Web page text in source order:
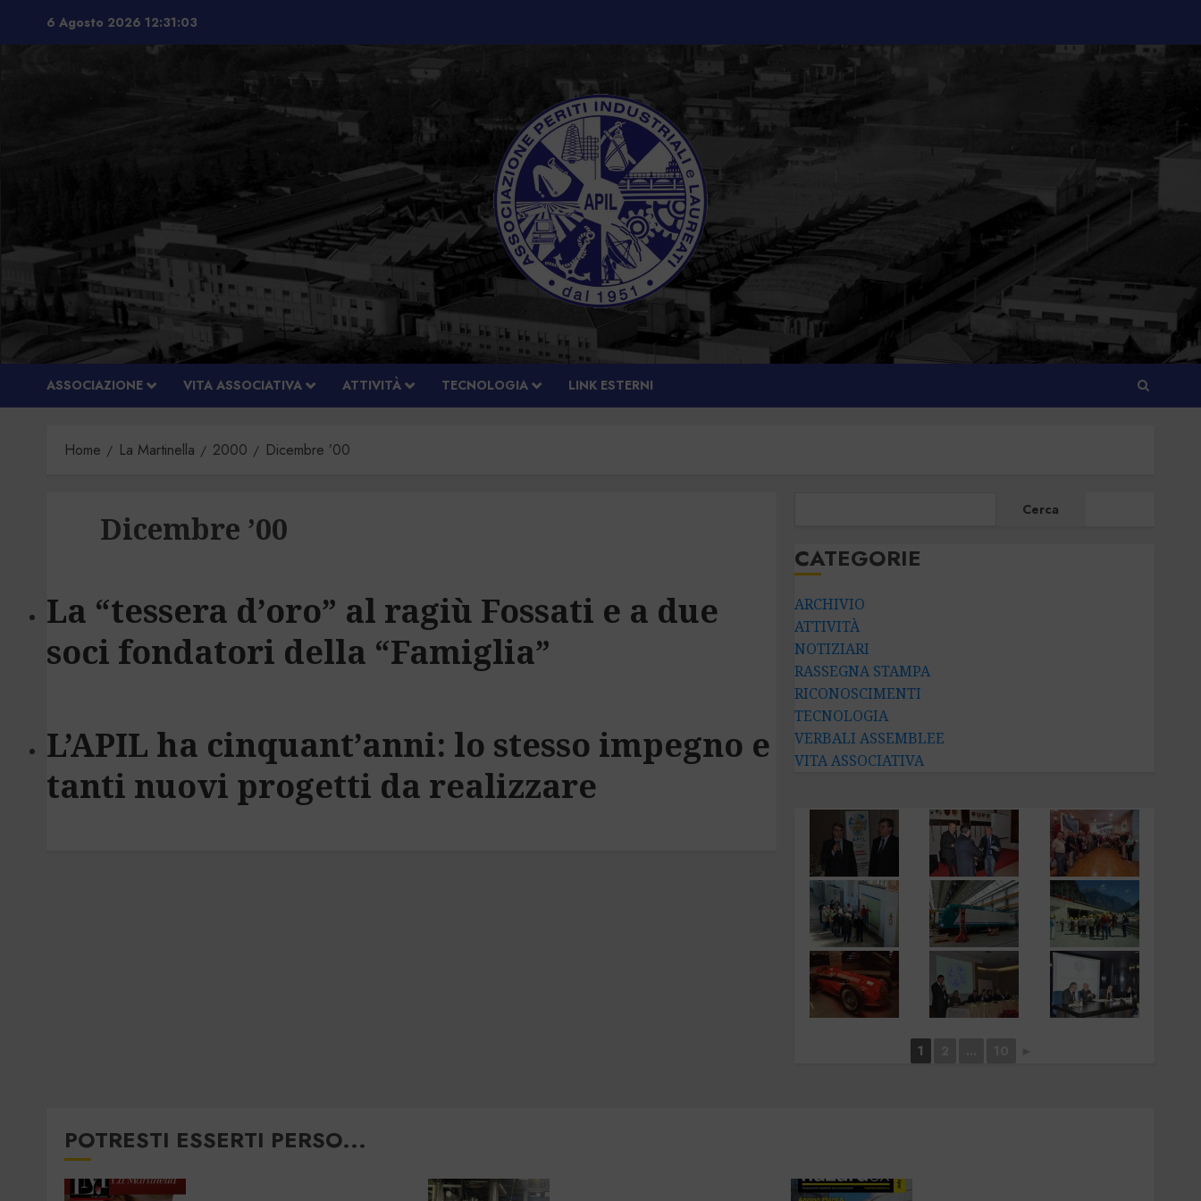
6 Agosto 2026 12:31:04
ASSOCIAZIONE VITA ASSOCIATIVA ATTIVITÀ TECNOLOGIA LINK ESTERNI
Home La Martinella 2000 Dicembre ’00
Dicembre ’00
La “tessera d’oro” al ragiù Fossati e a due
soci fondatori della “Famiglia”
L’APIL ha cinquant’anni: lo stesso impegno e
tanti nuovi progetti da realizzare
Cerca
CATEGORIE
ARCHIVIO
ATTIVITÀ
NOTIZIARI
RASSEGNA STAMPA
RICONOSCIMENTI
TECNOLOGIA
VERBALI ASSEMBLEE
VITA ASSOCIATIVA
1
POTRESTI ESSERTI PERSO...